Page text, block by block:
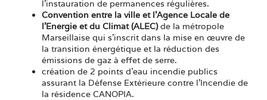
l’instauration de permanences régulières.
Convention entre la ville et l’Agence Locale de
l’Energie et du Climat (ALEC)de la métropole
Marseillaise qui s’inscrit dans la mise en œuvre de
la transition énergétique et la réduction des
émissions de gaz à effet de serre.
création de 2 points d’eau incendie publics
assurant la Défense Extérieure contre l’Incendie de
la résidence CANOPIA.